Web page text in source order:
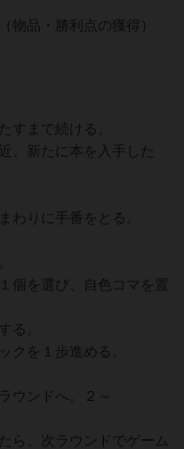
物品・勝利点の獲得）
すまで続ける。
、新たに本を入手した
わりに手番をとる。
個を選び、自色コマを置
る。
クを１歩進める。
ウンドへ。２～
ら、次ラウンドでゲーム